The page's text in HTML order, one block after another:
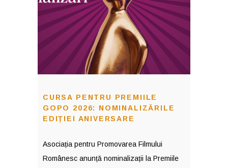
CURSA PENTRU PREMIILE
GOPO 2026: NOMINALIZĂRILE
EDIȚIEI ANIVERSARE
Asociația pentru Promovarea Filmului
Românesc anunță nominalizații la Premiile